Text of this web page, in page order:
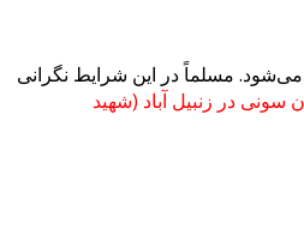
می‌شود. مسلماً در این شرایط نگرانی
سونی در زنبیل آباد (شهید